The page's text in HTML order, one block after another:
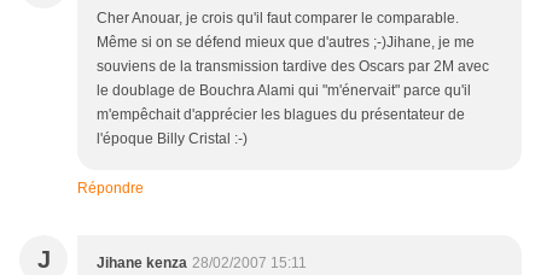
Cher Anouar, je crois qu'il faut comparer le comparable.
Même si on se défend mieux que d'autres ;-)Jihane, je me
souviens de la transmission tardive des Oscars par 2M avec
le doublage de Bouchra Alami qui "m'énervait" parce qu'il
m'empêchait d'apprécier les blagues du présentateur de
l'époque Billy Cristal :-)
Répondre
J Jihane kenza 28/02/2007 15:11